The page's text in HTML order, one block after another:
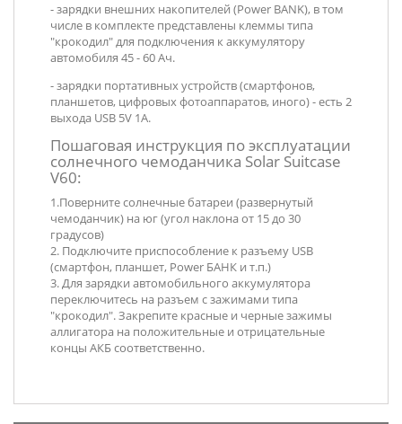
- зарядки внешних накопителей (Power BANK), в том
числе в комплекте представлены клеммы типа
"крокодил" для подключения к аккумулятору
автомобиля 45 - 60 Ач.
- зарядки портативных устройств (смартфонов,
планшетов, цифровых фотоаппаратов, иного) - есть 2
выхода USB 5V 1A.
Пошаговая инструкция по эксплуатации
солнечного чемоданчика Solar Suitcase
V60:
1.Поверните солнечные батареи (развернутый
чемоданчик) на юг (угол наклона от 15 до 30
градусов)
2. Подключите приспособление к разъему USB
(смартфон, планшет, Power БАНК и т.п.)
3. Для зарядки автомобильного аккумулятора
переключитесь на разъем с зажимами типа
"крокодил". Закрепите красные и черные зажимы
аллигатора на положительные и отрицательные
концы АКБ соответственно.